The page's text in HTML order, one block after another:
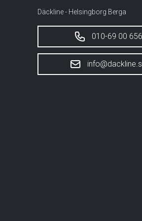
Däckline - Helsingborg Berga
010-69 00 656